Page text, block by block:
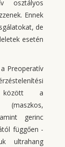
osztályos
Ennek
de
esetén
Preoperatív
között a
(maszkos,
gerinc
függően -
ultrahang